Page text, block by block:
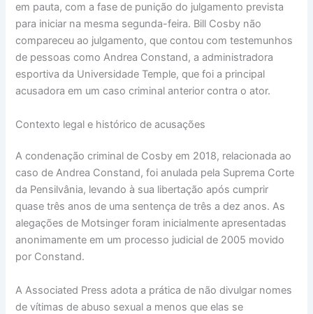
em pauta, com a fase de punição do julgamento prevista
para iniciar na mesma segunda-feira. Bill Cosby não
compareceu ao julgamento, que contou com testemunhos
de pessoas como Andrea Constand, a administradora
esportiva da Universidade Temple, que foi a principal
acusadora em um caso criminal anterior contra o ator.
Contexto legal e histórico de acusações
A condenação criminal de Cosby em 2018, relacionada ao
caso de Andrea Constand, foi anulada pela Suprema Corte
da Pensilvânia, levando à sua libertação após cumprir
quase três anos de uma sentença de três a dez anos. As
alegações de Motsinger foram inicialmente apresentadas
anonimamente em um processo judicial de 2005 movido
por Constand.
A Associated Press adota a prática de não divulgar nomes
de vítimas de abuso sexual a menos que elas se